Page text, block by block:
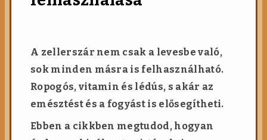
A zellerszár nem csak a levesbe való,
sok minden másra is felhasználható.
Ropogós, vitamin és lédús, s akár az
emésztést és a fogyást is elősegítheti.
Ebben a cikkben megtudod, hogyan